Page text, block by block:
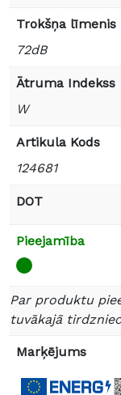
Trokšņa līmenis
72dB
Ātruma Indekss
W
Artikula Kods
124681
DOT
Pieejamība
Par produktu
tuvākajā
Marķējums